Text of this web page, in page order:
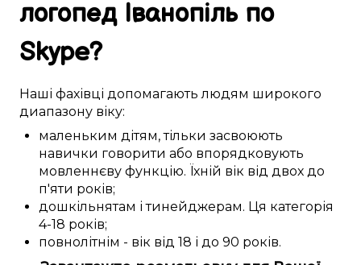
логопед Іванопіль по
Skype?
Наші фахівці допомагають людям широкого
диапазону віку:
маленьким дітям,тільки засвоюють
навички говорити або впорядковують
мовленнєву функцію. Їхній вік від двох до
п'яти років;
дошкільнятам ітинейджерам. Ця категорія
4-18 років;
повнолітнім - вік від 18 і до 90 років.